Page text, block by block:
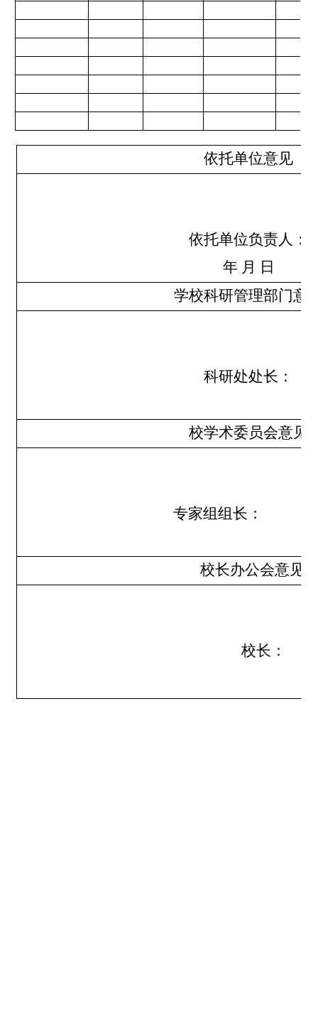
依托单位意见
依托单位负责人：
年 月
日
学校科研管理部门意
科研处处长：
校学术委员会意见
专家组组长：
校长办公会意见
校长：